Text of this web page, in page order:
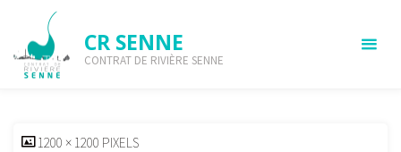
content
CR SENNE
CONTRAT DE RIVIÈRE SENNE
info-senne-70-truite-fario-03
FULL1200 × 1200 PIXELS